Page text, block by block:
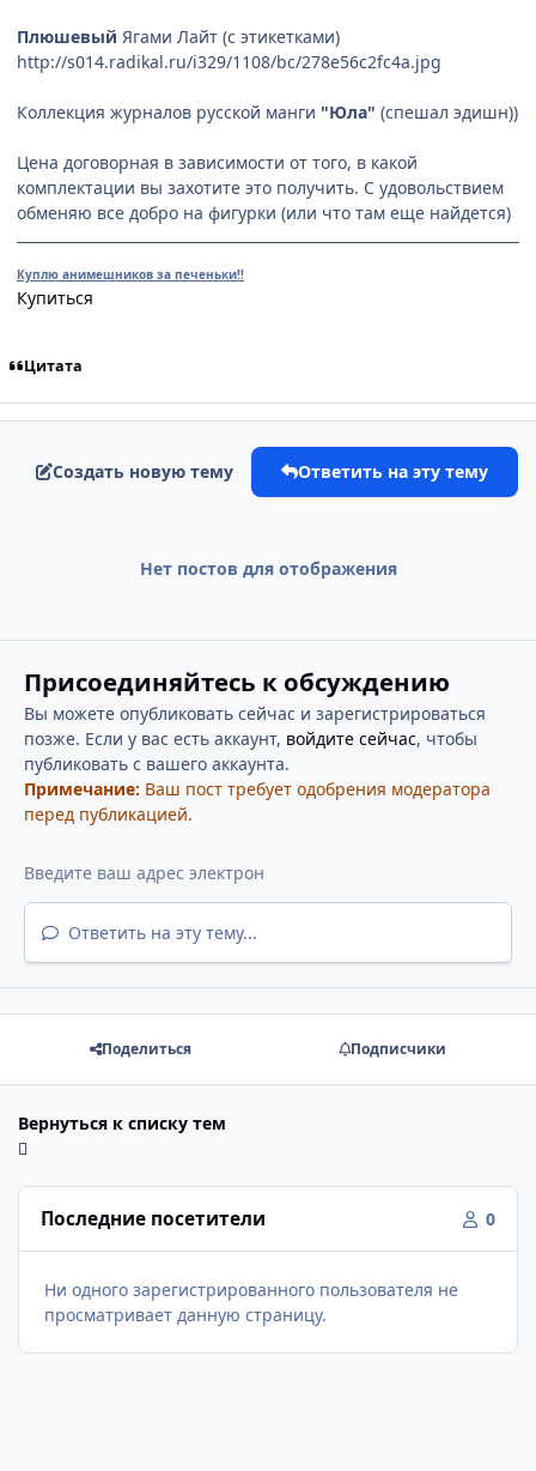
Плюшевый Ягами Лайт (с этикетками)
http://s014.radikal.ru/i329/1108/bc/278e56c2fc4a.jpg
Коллекция журналов русской манги "Юла" (спешал эдишн))
Цена договорная в зависимости от того, в какой
комплектации вы захотите это получить. С удовольствием
обменяю все добро на фигурки (или что там еще найдется)
Куплю анимешников за печеньки!!
Купиться
Цитата
Создать новую тему Ответить на эту тему
Нет постов для отображения
Присоединяйтесь к обсуждению
Вы можете опубликовать сейчас и зарегистрироваться
позже. Если у вас есть аккаунт, войдите сейчас, чтобы
публиковать с вашего аккаунта.
Примечание: Ваш пост требует одобрения модератора
перед публикацией.
Ответить на эту тему...
Поделиться Подписчики
Вернуться к списку тем
Последние посетители 0
Ни одного зарегистрированного пользователя не
просматривает данную страницу.